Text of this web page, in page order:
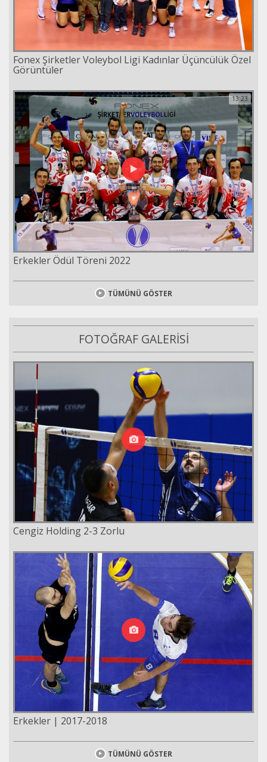
Fonex Şirketler Voleybol Ligi Kadınlar Üçüncülük Özel
Görüntüler
Erkekler Ödül Töreni 2022
13:23
TÜMÜNÜ GÖSTER
FOTOĞRAF GALERİSİ
Cengiz Holding 2-3 Zorlu
Erkekler | 2017-2018
TÜMÜNÜ GÖSTER